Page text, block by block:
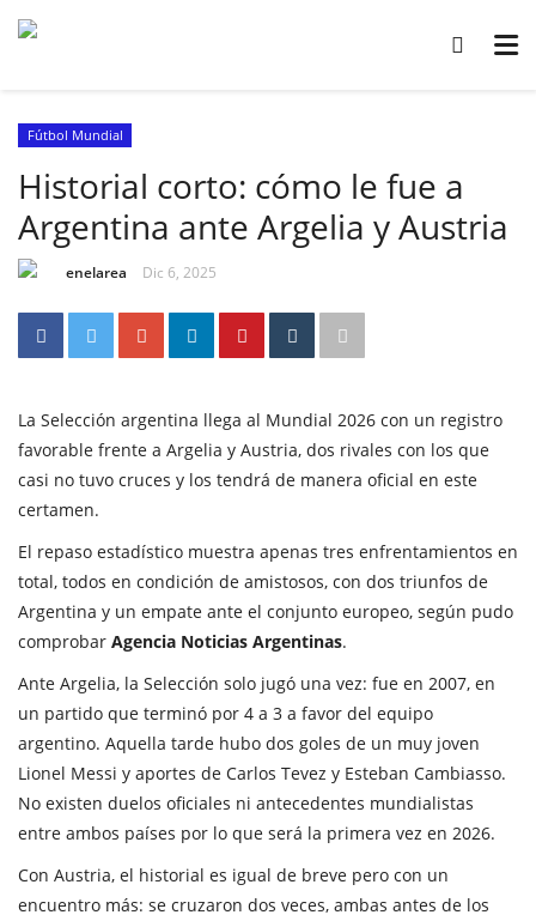
Fútbol Mundial
Historial corto: cómo le fue a
Argentina ante Argelia y Austria
enelarea Dic 6, 2025
La Selección argentina llega al Mundial 2026 con un registro
favorable frente a Argelia y Austria, dos rivales con los que
casi no tuvo cruces y los tendrá de manera oficial en este
certamen.
El repaso estadístico muestra apenas tres enfrentamientos en
total, todos en condición de amistosos, con dos triunfos de
Argentina y un empate ante el conjunto europeo, según pudo
comprobar Agencia Noticias Argentinas.
Ante Argelia, la Selección solo jugó una vez: fue en 2007, en
un partido que terminó por 4 a 3 a favor del equipo
argentino. Aquella tarde hubo dos goles de un muy joven
Lionel Messi y aportes de Carlos Tevez y Esteban Cambiasso.
No existen duelos oficiales ni antecedentes mundialistas
entre ambos países por lo que será la primera vez en 2026.
Con Austria, el historial es igual de breve pero con un
encuentro más: se cruzaron dos veces, ambas antes de los